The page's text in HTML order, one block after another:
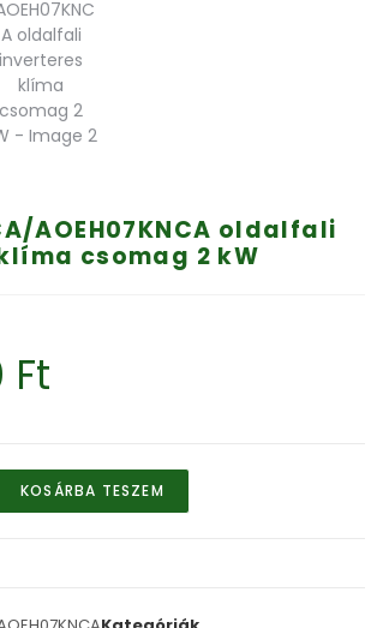
AOEH07KNCA oldalfali
csomag 2 kW
Ft
KOSÁRBA TESZEM